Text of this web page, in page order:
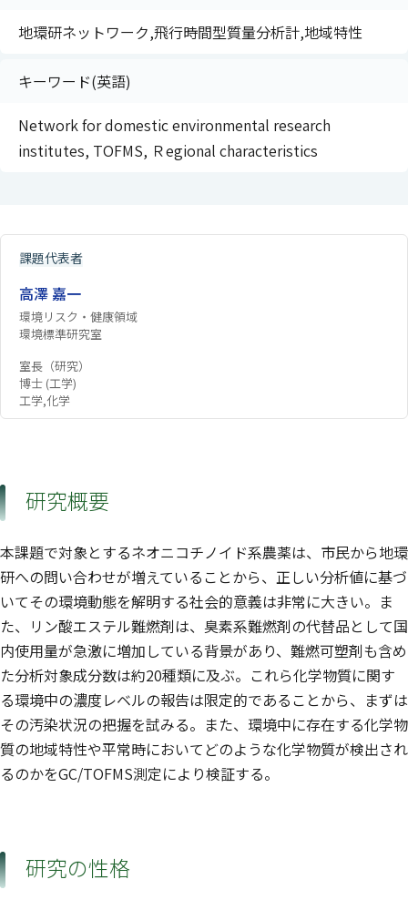
地環研ネットワーク,飛行時間型質量分析計,地域特性
キーワード(英語)
Network for domestic environmental research
institutes, TOFMS, Ｒegional characteristics
課題代表者
高澤 嘉一
環境リスク・健康領域
環境標準研究室
室長（研究）
博士 (工学)
工学,化学
研究概要
本課題で対象とするネオニコチノイド系農薬は、市民から地環
研への問い合わせが増えていることから、正しい分析値に基づ
いてその環境動態を解明する社会的意義は非常に大きい。ま
た、リン酸エステル難燃剤は、臭素系難燃剤の代替品として国
内使用量が急激に増加している背景があり、難燃可塑剤も含め
た分析対象成分数は約20種類に及ぶ。これら化学物質に関す
る環境中の濃度レベルの報告は限定的であることから、まずは
その汚染状況の把握を試みる。また、環境中に存在する化学物
質の地域特性や平常時においてどのような化学物質が検出され
るのかをGC/TOFMS測定により検証する。
研究の性格